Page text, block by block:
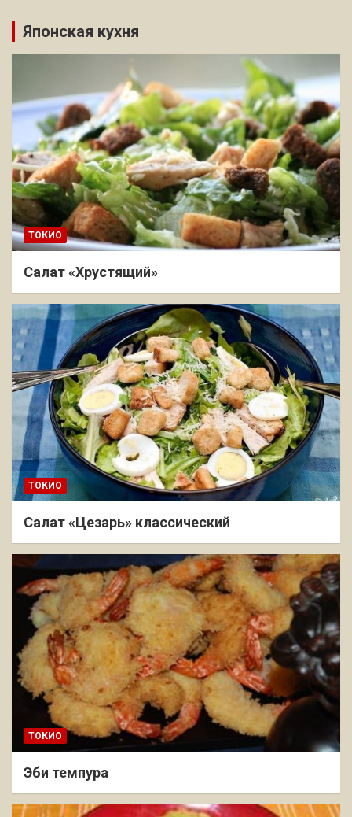
Японская кухня
ТОКИО
Салат «Хрустящий»
ТОКИО
Салат «Цезарь» классический
ТОКИО
Эби темпура